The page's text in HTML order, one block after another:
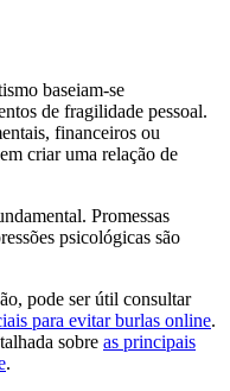
baseiam-se
de fragilidade pessoal.
financeiros ou
criar uma relação de
Promessas
psicológicas são
pode ser útil consultar
para evitar burlas online.
sobre as principais
.